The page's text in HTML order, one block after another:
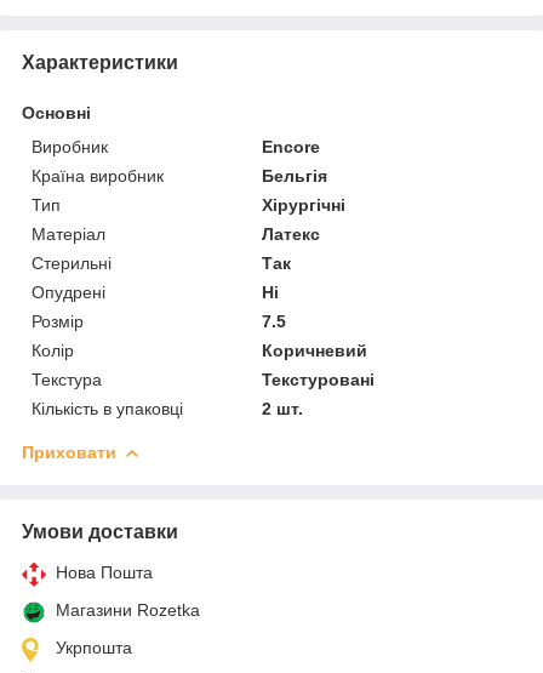
Характеристики
Основні
Виробник
Encore
Країна виробник
Бельгія
Тип
Хірургічні
Матеріал
Латекс
Стерильні
Так
Опудрені
Ні
Розмір
7.5
Колір
Коричневий
Текстура
Текстуровані
Кількість в упаковці
2 шт.
Приховати
Умови доставки
Нова Пошта
Магазини Rozetka
Укрпошта